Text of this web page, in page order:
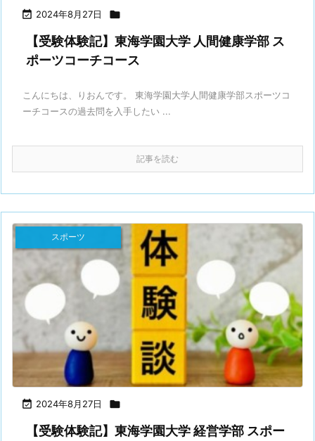
 2024年8月27日 
【受験体験記】東海学園大学 人間健康学部 ス
ポーツコーチコース
こんにちは、りおんです。 東海学園大学人間健康学部スポーツコ
ーチコースの過去問を入手したい ...
記事を読む
 2024年8月27日 
スポーツ
【受験体験記】東海学園大学 経営学部 スポー